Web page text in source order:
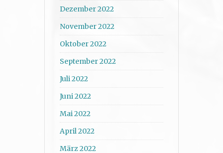
Dezember 2022
November 2022
Oktober 2022
September 2022
Juli 2022
Juni 2022
Mai 2022
April 2022
März 2022